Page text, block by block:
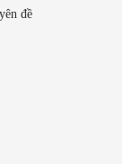
đề